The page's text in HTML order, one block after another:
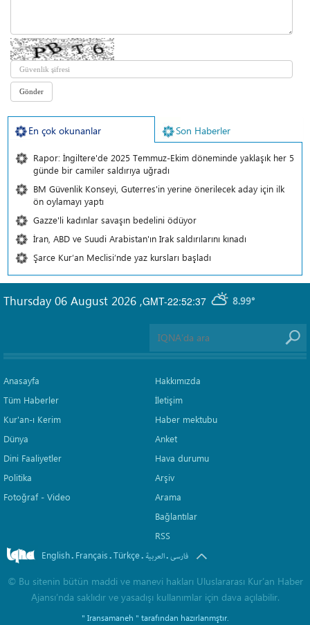
En çok okunanlar Son Haberler
Rapor: İngiltere'de 2025 Temmuz-Ekim döneminde yaklaşık her 5
günde bir camiler saldırıya uğradı
BM Güvenlik Konseyi, Guterres'in yerine önerilecek aday için ilk
ön oylamayı yaptı
Gazze'li kadınlar savaşın bedelini ödüyor
İran, ABD ve Suudi Arabistan'ın Irak saldırılarını kınadı
Şarce Kur’an Meclisi’nde yaz kursları başladı
GMT-22:52:37 8.99°
Thursday 06 August 2026 ,
Anasayfa
Tüm Haberler
Kur'an-ı Kerim
Dünya
Dini Faaliyetler
Politika
Fotoğraf - Video
Hakkımızda
İletişim
Haber mektubu
Anket
Hava durumu
Arşiv
Arama
Bağlantılar
RSS
English. Français.Türkçe. العربیة.فارسی
© Bu sitenin bütün maddi ve manevi hakları Uluslararası Kur’an Haber
Ajansı’nda saklıdır ve yasadışı kullanımlar için dava açılabilir.
" Iransamaneh " tarafından hazırlanmştır.